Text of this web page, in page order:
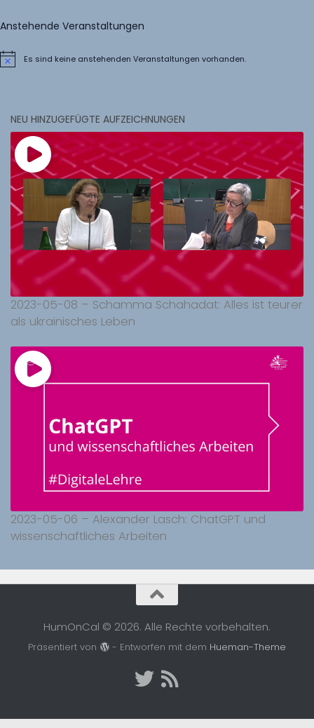
Anstehende Veranstaltungen
HinweisEs sind keine anstehenden Veranstaltungen vorhanden.
NEU HINZUGEFÜGTE AUFZEICHNUNGEN
2023-05-08 – Schamma Schahadat: Alles ist teurer
als ukrainisches Leben
2023-05-06 – Alexander Lasch: ChatGPT und
wissenschaftliches Arbeiten
HumOnCal © 2026. Alle Rechte vorbehalten.
Präsentiert von - Entworfen mit dem Hueman-Theme